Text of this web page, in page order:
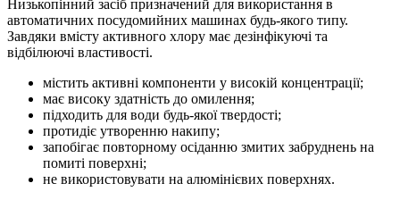
Низькопінний засіб призначений для використання в
автоматичних посудомийних машинах будь-якого типу.
Завдяки вмісту активного хлору має дезінфікуючі та
відбілюючі властивості.
містить активні компоненти у високій концентрації;
має високу здатність до омилення;
підходить для води будь-якої твердості;
протидіє утворенню накипу;
запобігає повторному осіданню змитих забруднень на
помиті поверхні;
не використовувати на алюмінієвих поверхнях.